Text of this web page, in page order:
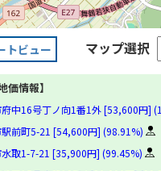
トビュー マップ選択
価情報】
府中16号丁ノ向1番1外 [53,600円]
駅前町5-21 [54,600円] (98.91%)
水取1-7-21 [35,900円] (99.45%)